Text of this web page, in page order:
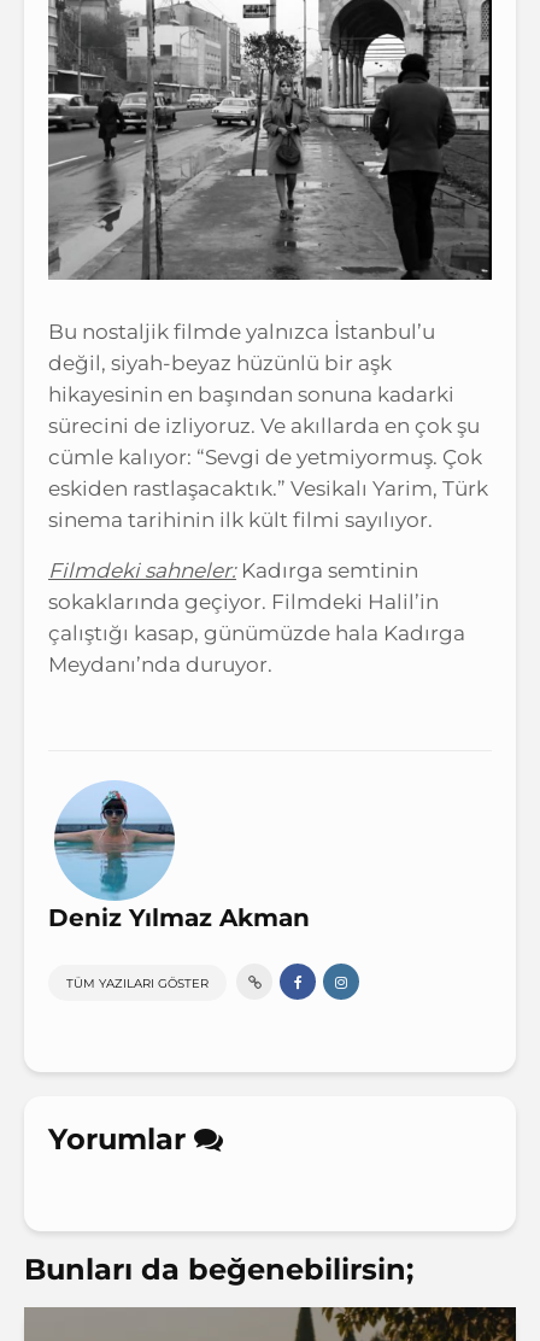
Bu nostaljik filmde yalnızca İstanbul’u
değil, siyah-beyaz hüzünlü bir aşk
hikayesinin en başından sonuna kadarki
sürecini de izliyoruz. Ve akıllarda en çok şu
cümle kalıyor: “Sevgi de yetmiyormuş. Çok
eskiden rastlaşacaktık.” Vesikalı Yarim, Türk
sinema tarihinin ilk kült filmi sayılıyor.
Filmdeki sahneler:Kadırga semtinin
sokaklarında geçiyor. Filmdeki Halil’in
çalıştığı kasap, günümüzde hala Kadırga
Meydanı’nda duruyor.
Deniz Yılmaz Akman
TÜM YAZILARI GÖSTER
Yorumlar
Bunları da beğenebilirsin;